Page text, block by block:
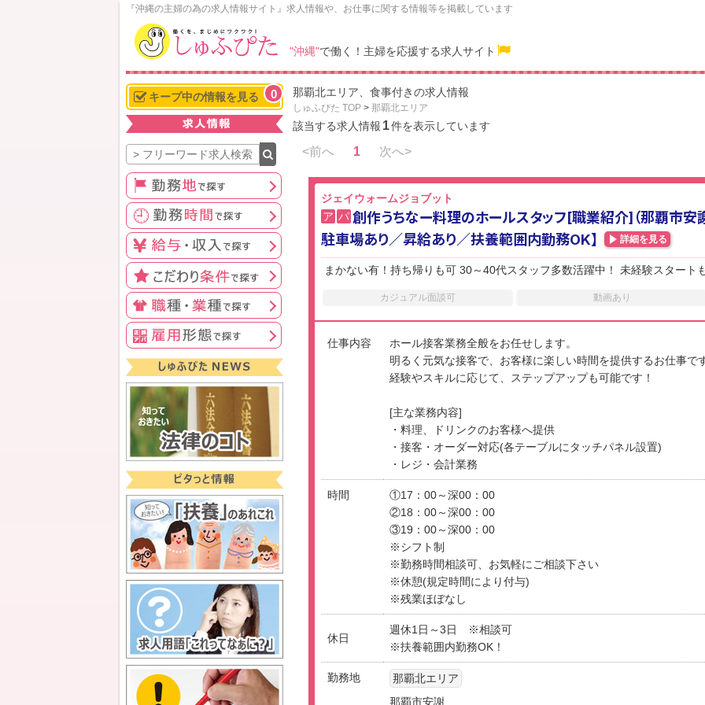
『沖縄の主婦の為の求人情報サイト』求人情報や、お仕事に関する情報等を掲載しています
"沖縄"で働く！主婦を応援する求人サイト
那覇北エリア、食事付きの求人情報
しゅふぴた TOP > 那覇北エリア
該当する求人情報 1件を表示しています
<前へ 1 次へ>
ジェイウォームジョブット
ア パ 創作うちなー料理のホールスタッフ[職業紹介]（那覇市安
駐車場あり／昇給あり／扶養範囲内勤務OK】
詳細を見る
まかない有！持ち帰りも可 30～40代スタッフ多数活躍中！ 未経験スタート
カジュアル面談可 動画あり
仕事内容
ホール接客業務全般をお任せします。
明るく元気な接客で、お客様に楽しい時間を提供するお仕事で
経験やスキルに応じて、ステップアップも可能です！
[主な業務内容]
・料理、ドリンクのお客様へ提供
・接客・オーダー対応(各テーブルにタッチパネル設置)
・レジ・会計業務
時間
①17：00～深00：00
②18：00～深00：00
③19：00～深00：00
※シフト制
※勤務時間相談可、お気軽にご相談下さい
※休憩(規定時間により付与)
※残業ほぼなし
休日
週休1日～3日 ※相談可
※扶養範囲内勤務OK！
勤務地
那覇北エリア
那覇市安謝
キープ中の情報を見る 0